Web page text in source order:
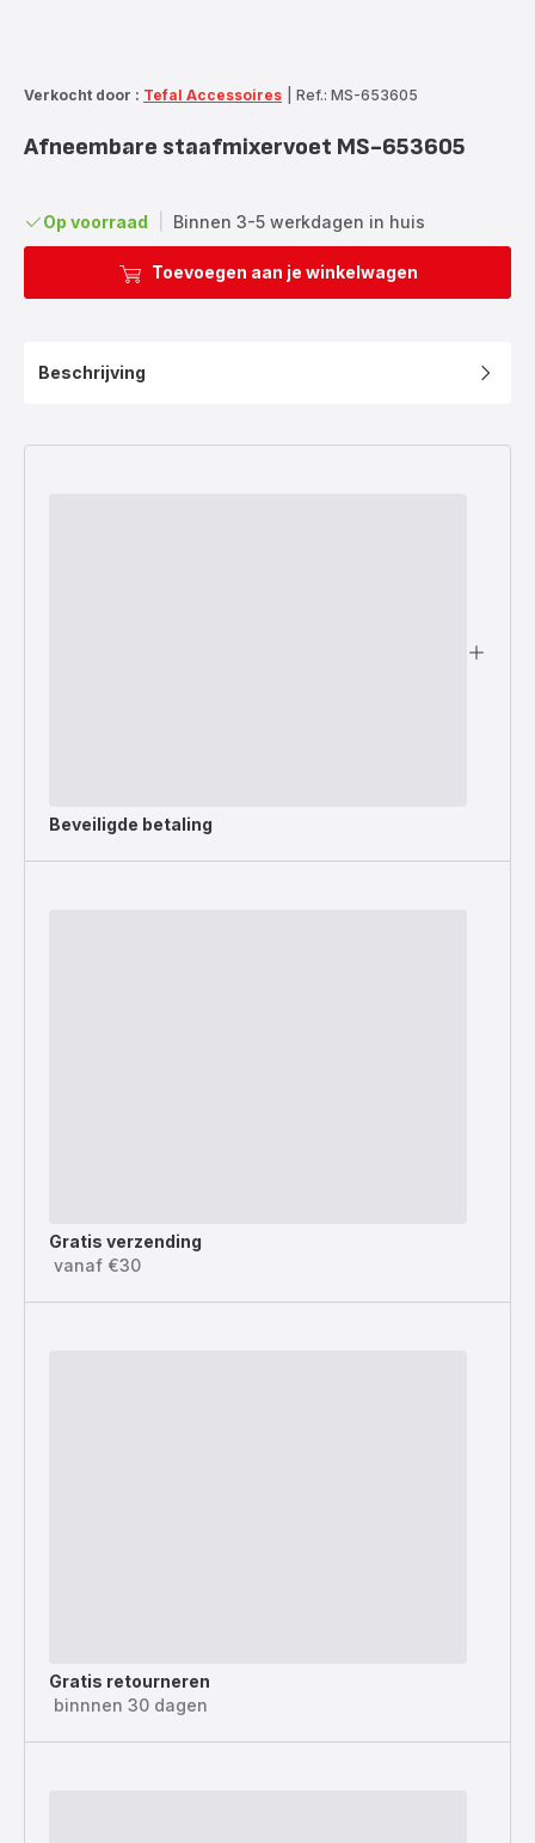
Verkocht door : Tefal Accessoires Ref.: MS-653605
Afneembare staafmixervoet MS-653605
Op voorraad Binnen 3-5 werkdagen in huis
Toevoegen aan je winkelwagen
Beschrijving
Beveiligde betaling
Gratis verzending
vanaf €30
Gratis retourneren
binnnen 30 dagen